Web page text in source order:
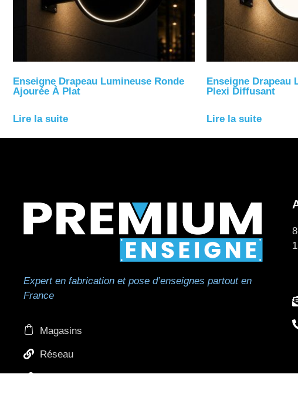
Enseigne Drapeau Lumineuse Ronde
Ajourée À Plat
Lire la suite
Enseigne Drapeau
Plexi Diffusant
Lire la suite
Expert en fabrication et pose d’enseignes partout en
France
Magasins
Réseau